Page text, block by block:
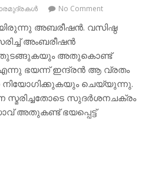
No Comment
അബരീഷന്‍. വസിഷ്ഠ
അംബരീഷന്‍
അതുകൊണ്ട്
ഭയന്ന് ഇന്ദ്രന്‍ ആ വ്രതം
നിയോഗിക്കുകയും ചെയ്യുന്നു.
സ്മരിച്ചതോടെ സുദര്‍ശനചക്രം
അതുകണ്ട് ഭയപ്പെട്ട്